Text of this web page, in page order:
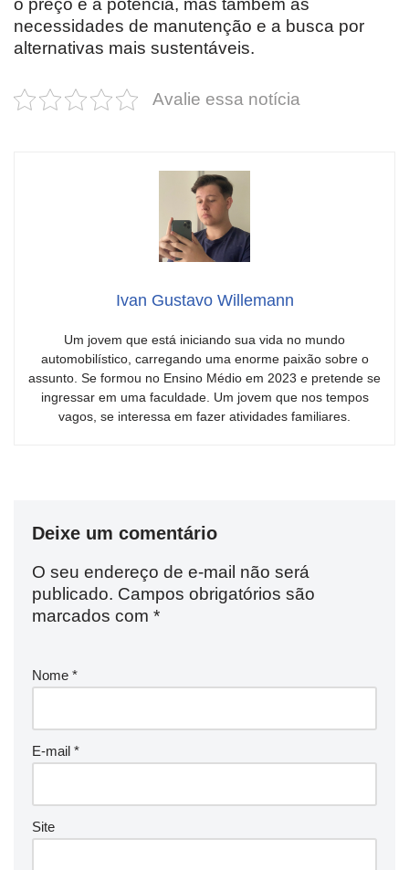
o preço e a potência, mas também as
necessidades de manutenção e a busca por
alternativas mais sustentáveis.
Avalie essa notícia
Ivan Gustavo Willemann
Um jovem que está iniciando sua vida no mundo
automobilístico, carregando uma enorme paixão sobre o
assunto. Se formou no Ensino Médio em 2023 e pretende se
ingressar em uma faculdade. Um jovem que nos tempos
vagos, se interessa em fazer atividades familiares.
Deixe um comentário
O seu endereço de e-mail não será
publicado. Campos obrigatórios são
marcados com *
Nome *
E-mail *
Site